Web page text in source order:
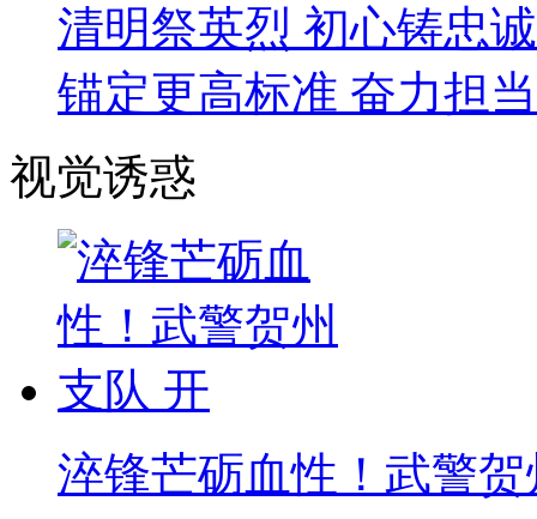
清明祭英烈 初心铸忠诚
锚定更高标准 奋力担
视觉诱惑
淬锋芒砺血性！武警